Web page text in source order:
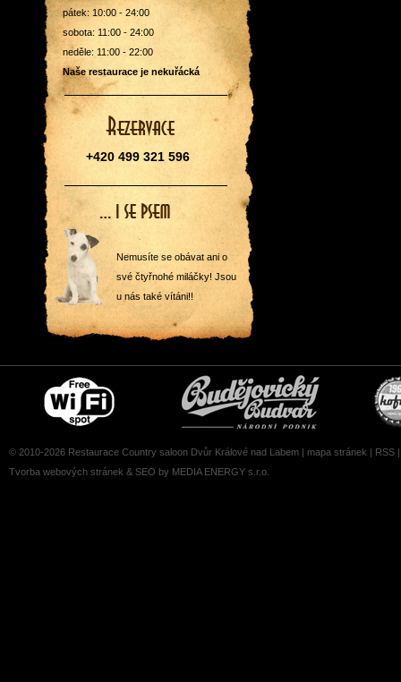
pátek: 10:00 - 24:00
sobota: 11:00 - 24:00
neděle: 11:00 - 22:00
Naše restaurace je nekuřácká
+420 499 321 596
Nemusíte se obávat ani o
své čtyřnohé miláčky! Jsou
u nás také vítáni!!
© 2010-2026 Restaurace Country saloon Dvůr Králové nad Labem | mapa stránek | RSS
Tvorba webových stránek & SEO by MEDIA ENERGY s.r.o.